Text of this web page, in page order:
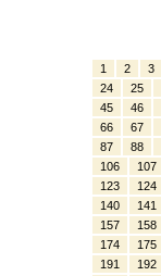
1 2
3
24
25
45
46
66
67
87
88
106
107
123
124
140
141
157
158
174
175
191
192